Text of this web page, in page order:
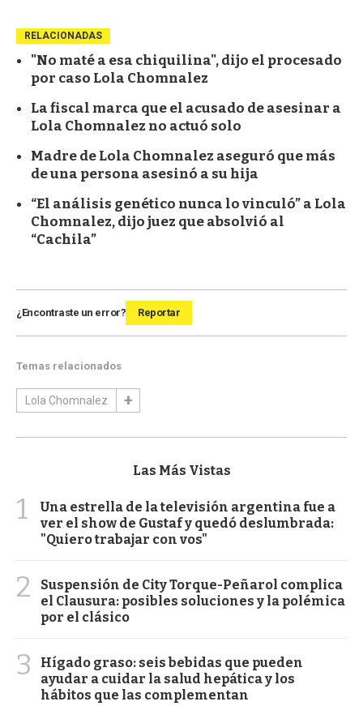
RELACIONADAS
"No maté a esa chiquilina", dijo el procesado
por caso Lola Chomnalez
La fiscal marca que el acusado de asesinar a
Lola Chomnalez no actuó solo
Madre de Lola Chomnalez aseguró que más
de una persona asesinó a su hija
“El análisis genético nunca lo vinculó” a Lola
Chomnalez, dijo juez que absolvió al
“Cachila”
¿Encontraste un error? Reportar
Temas relacionados
Lola Chomnalez
Las Más Vistas
1
Una estrella de la televisión argentina fue a
ver el show de Gustaf y quedó deslumbrada:
"Quiero trabajar con vos"
2
Suspensión de City Torque-Peñarol complica
el Clausura: posibles soluciones y la polémica
por el clásico
3
Hígado graso: seis bebidas que pueden
ayudar a cuidar la salud hepática y los
hábitos que las complementan